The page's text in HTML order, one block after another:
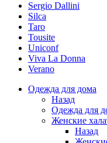
Sergio Dallini
Silca
Taro
Tousite
Uniconf
Viva La Donna
Verano
Одежда для дома
Назад
Одежда для
Женские
Назад